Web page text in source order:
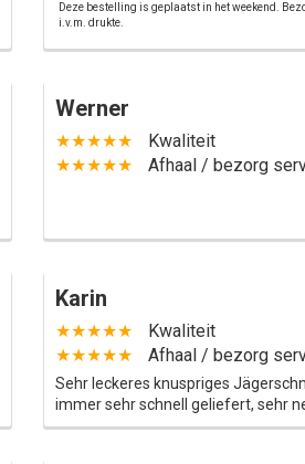
Deze bestelling is geplaatst in het weekend.
i.v.m. drukte.
Werner
★★★★★
Kwaliteit
★★★★★
Afhaal / bezorg
Karin
★★★★★
Kwaliteit
★★★★★
Afhaal / bezorg
Sehr leckeres knuspriges
immer sehr schnell geliefert, sehr